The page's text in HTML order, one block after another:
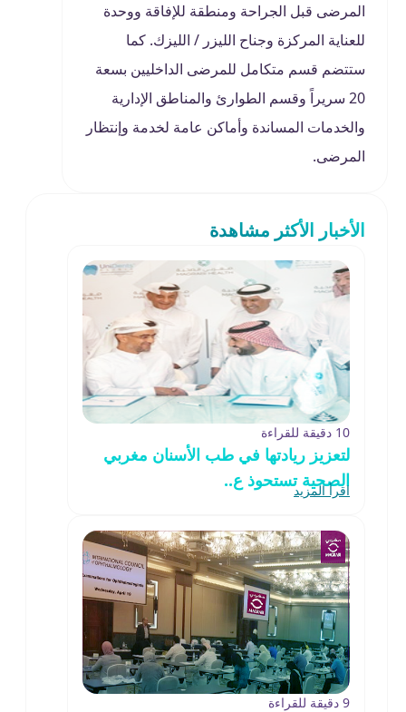
المرضى قبل الجراحة ومنطقة للإفاقة ووحدة
للعناية المركزة وجناح الليزر / الليزك. كما
ستتضم قسم متكامل للمرضى الداخليين بسعة
20 سريراً وقسم الطوارئ والمناطق الإدارية
والخدمات المساندة وأماكن عامة لخدمة وإنتظار
المرضى.
الأخبار الأكثر مشاهدة
10 دقيقة للقراءة
لتعزيز ريادتها في طب الأسنان مغربي
الصحية تستحوذ ع..
اقرأ المزيد
9 دقيقة للقراءة